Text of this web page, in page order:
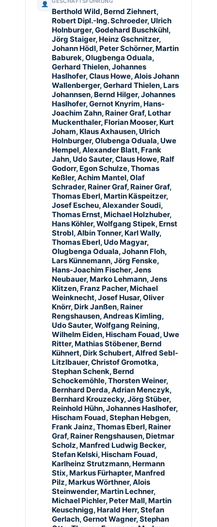
Berthold Wild, Bernd Ziehnert,
Robert Dipl.-Ing. Schroeder, Ulrich
Holnburger, Godehard Buschkühl,
Jörg Staiger, Heinz Gschnitzer,
Johann Hödl, Peter Schörner, Martin
Baburek, Olugbenga Oduala,
Gerhard Thielen, Johannes
Haslhofer, Claus Howe, Alois Johann
Wallenberger, Gerhard Thielen, Lars
Johannsen, Bernd Hilger, Johannes
Haslhofer, Gernot Knyrim, Hans-
Joachim Zahn, Rainer Graf, Lothar
Muckenthaler, Florian Mooser, Kurt
Joham, Klaus Axhausen, Ulrich
Holnburger, Olubenga Oduala, Uwe
Hempel, Alexander Blatt, Frank
Jahn, Udo Sauter, Claus Howe, Ralf
Godorr, Egon Schulze, Thomas
Keßler, Achim Mantel, Olaf
Schrader, Rainer Graf, Rainer Graf,
Thomas Eberl, Martin Käspeitzer,
Josef Escheu, Alexander Soudi,
Thomas Ernst, Michael Holzhuber,
Hans Köhler, Wolfgang Stipek, Ernst
Strobl, Albin Tonner, Karl Wally,
Thomas Eberl, Udo Magyar,
Olugbenga Oduala, Johann Floh,
Lars Künnemann, Jörg Fenske,
Hans-Joachim Fischer, Jens
Neubauer, Marko Lehmann, Jens
Klitzen, Franz Pacher, Michael
Weinknecht, Josef Husar, Oliver
Knörr, Dirk Janßen, Rainer
Rengshausen, Andreas Kimling,
Udo Sauter, Wolfgang Reining,
Wilhelm Eiden, Hischam Fouad, Uwe
Ritter, Mathias Stöbener, Bernd
Kühnert, Dirk Schubert, Alfred Sebl-
Litzlbauer, Christof Gromotka,
Stephan Schenk, Bernd
Schockemöhle, Thorsten Weiner,
Bernhard Derda, Adrian Menczyk,
Bernhard Krouzecky, Jörg Stüber,
Reinhold Hühn, Johannes Haslhofer,
Hischam Fouad, Stephan Hebgen,
Frank Jainz, Thomas Eberl, Rainer
Graf, Rainer Rengshausen, Dietmar
Scholz, Manfred Ludwig Becker,
Stefan Kelski, Hischam Fouad,
Karlheinz Strutzmann, Hermann
Stix, Markus Fürhapter, Manfred
Pilz, Markus Wörthner, Alois
Steinwender, Martin Lechner,
Michael Pichler, Peter Mall, Martin
Keuschnigg, Harald Herr, Stefan
Gerlach, Gernot Wagner, Stephan